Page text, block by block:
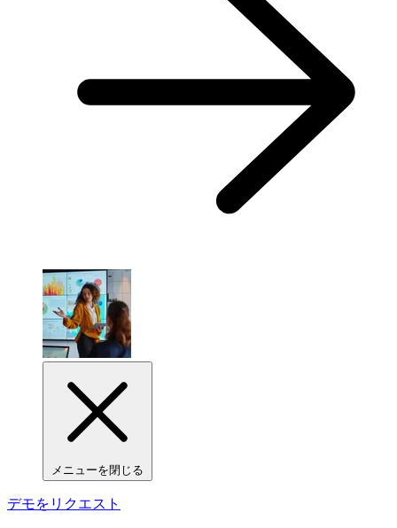
メニューを閉じる
デモをリクエスト